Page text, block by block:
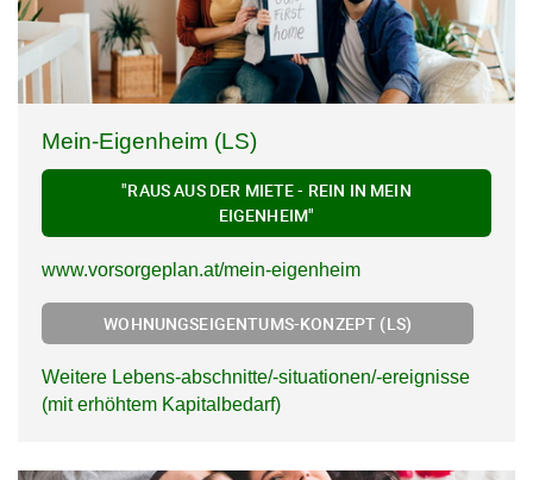
Mein-Eigenheim (LS)
"RAUS AUS DER MIETE - REIN IN MEIN
EIGENHEIM"
www.vorsorgeplan.at/mein-eigenheim
WOHNUNGSEIGENTUMS-KONZEPT (LS)
Weitere Lebens-abschnitte/-situationen/-ereignisse
(mit erhöhtem Kapitalbedarf)